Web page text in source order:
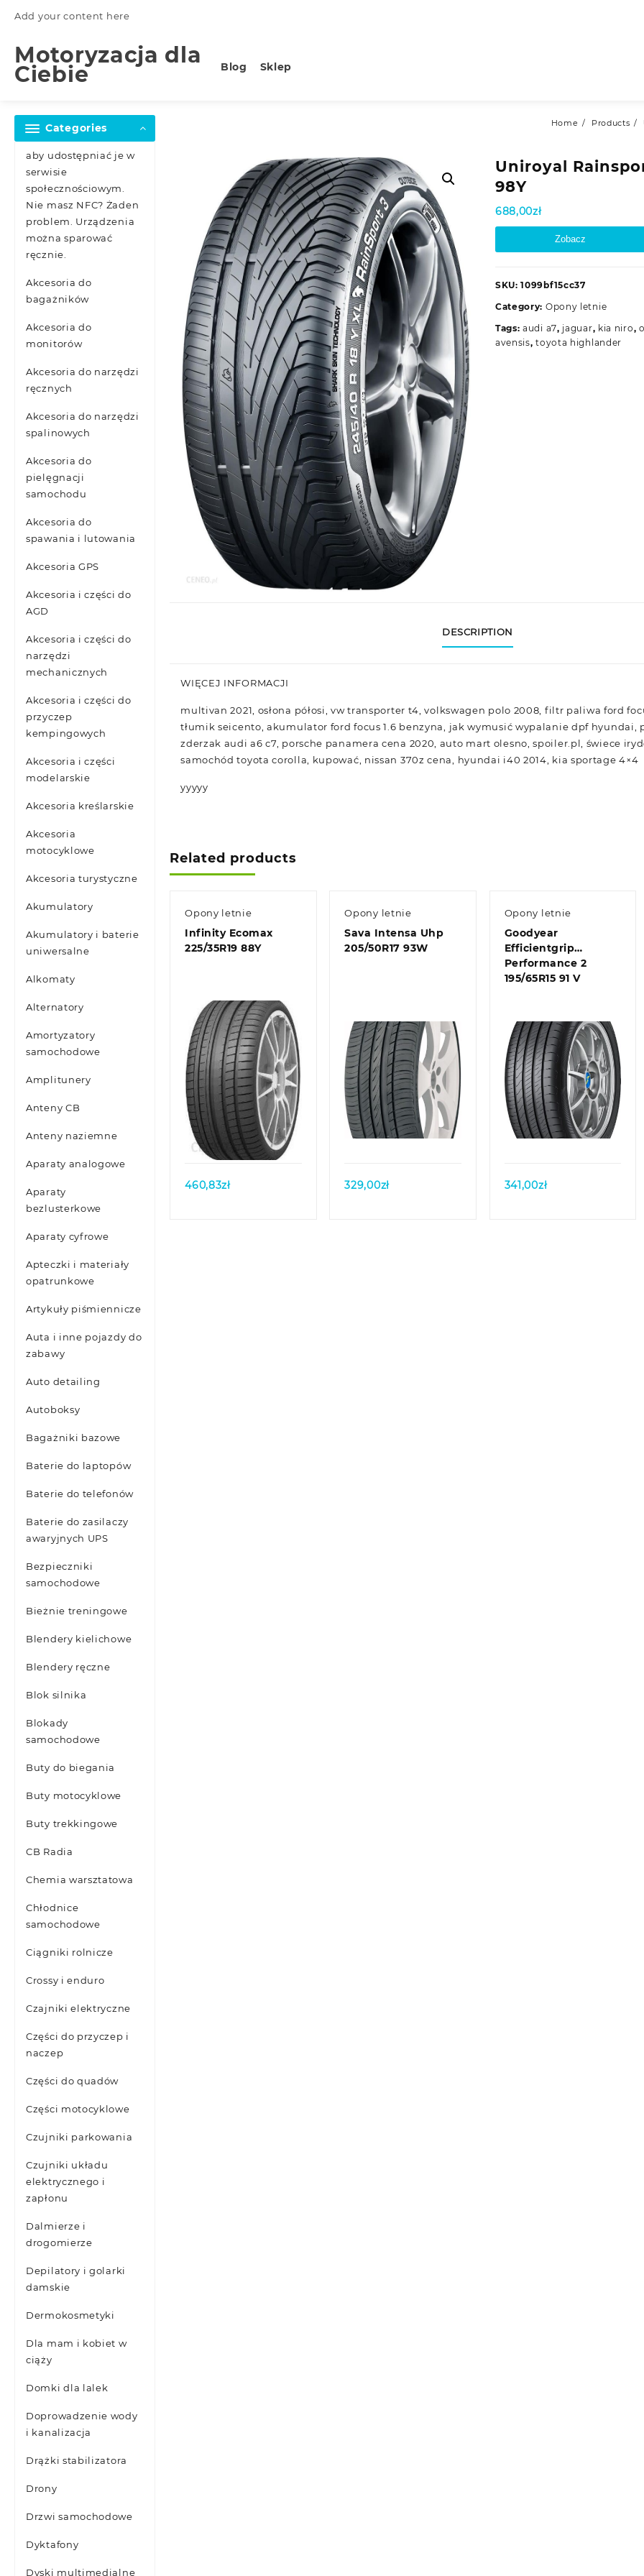
Add your content here
Motoryzacja dla
Ciebie Blog Sklep
Categories
aby udostępniać je w
serwisie
społecznościowym.
Nie masz NFC? Żaden
problem. Urządzenia
można sparować
ręcznie.
Akcesoria do
bagażników
Akcesoria do
monitorów
Akcesoria do narzędzi
ręcznych
Akcesoria do narzędzi
spalinowych
Akcesoria do
pielęgnacji
samochodu
Akcesoria do
spawania i lutowania
Akcesoria GPS
Akcesoria i części do
AGD
Akcesoria i części do
narzędzi
mechanicznych
Akcesoria i części do
przyczep
kempingowych
Akcesoria i części
modelarskie
Akcesoria kreślarskie
Akcesoria
motocyklowe
Akcesoria turystyczne
Akumulatory
Akumulatory i baterie
uniwersalne
Alkomaty
Alternatory
Amortyzatory
samochodowe
Amplitunery
Anteny CB
Anteny naziemne
Aparaty analogowe
Aparaty
bezlusterkowe
Aparaty cyfrowe
Apteczki i materiały
opatrunkowe
Artykuły piśmiennicze
Auta i inne pojazdy do
zabawy
Auto detailing
Autoboksy
Bagażniki bazowe
Baterie do laptopów
Baterie do telefonów
Baterie do zasilaczy
awaryjnych UPS
Bezpieczniki
samochodowe
Bieżnie treningowe
Blendery kielichowe
Blendery ręczne
Blok silnika
Blokady
samochodowe
Buty do biegania
Buty motocyklowe
Buty trekkingowe
CB Radia
Chemia warsztatowa
Chłodnice
samochodowe
Ciągniki rolnicze
Crossy i enduro
Czajniki elektryczne
Części do przyczep i
naczep
Części do quadów
Części motocyklowe
Czujniki parkowania
Czujniki układu
elektrycznego i
zapłonu
Dalmierze i
drogomierze
Depilatory i golarki
damskie
Dermokosmetyki
Dla mam i kobiet w
ciąży
Domki dla lalek
Doprowadzenie wody
i kanalizacja
Drążki stabilizatora
Drony
Drzwi samochodowe
Dyktafony
Dyski multimedialne
Home Products
Uniroyal
98Y
688,00zł
Zobacz
SKU:1099bf15cc37
Category: Opony letnie
Tags:audi a7, jaguar, kia niro,
avensis,toyota highlander
DESCRIPTION
WIĘCEJ INFORMACJI
multivan 2021, osłona półosi, vw transporter t4, volkswagen polo 2008, filtr paliwa ford
tłumik seicento, akumulator ford focus 1.6 benzyna, jak wymusić wypalanie dpf hyundai,
zderzak audi a6 c7, porsche panamera cena 2020, auto mart olesno, spoiler.pl, świece
samochód toyota corolla, kupować, nissan 370z cena, hyundai i40 2014, kia sportage 4×4
yyyyy
Related products
Opony letnie
Infinity Ecomax
225/35R19 88Y
Quick view
460,83zł
Opony letnie
Sava Intensa Uhp
205/50R17 93W
Quick view
329,00zł
Opony letnie
Goodyear
Efficientgrip
Performance 2
195/65R15 91 V
Quick view
341,00zł